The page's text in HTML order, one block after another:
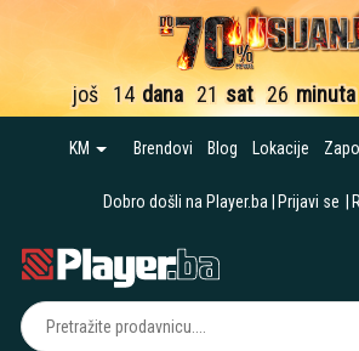
još 14 dana 21 sat 26 minuta
KM Brendovi Blog Lokacije
Dobro došli na Player.ba Prijavi se